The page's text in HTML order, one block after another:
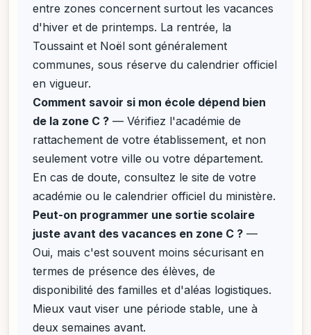
entre zones concernent surtout les vacances
d'hiver et de printemps. La rentrée, la
Toussaint et Noël sont généralement
communes, sous réserve du calendrier officiel
en vigueur.
Comment savoir si mon école dépend bien
de la zone C ? — Vérifiez l'académie de
rattachement de votre établissement, et non
seulement votre ville ou votre département.
En cas de doute, consultez le site de votre
académie ou le calendrier officiel du ministère.
Peut-on programmer une sortie scolaire
juste avant des vacances en zone C ? —
Oui, mais c'est souvent moins sécurisant en
termes de présence des élèves, de
disponibilité des familles et d'aléas logistiques.
Mieux vaut viser une période stable, une à
deux semaines avant.